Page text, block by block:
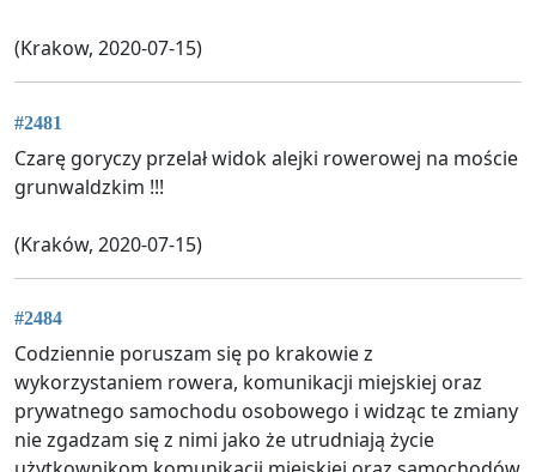
(Krakow, 2020-07-15)
#2481
Czarę goryczy przelał widok alejki rowerowej na moście
grunwaldzkim !!!
(Kraków, 2020-07-15)
#2484
Codziennie poruszam się po krakowie z
wykorzystaniem rowera, komunikacji miejskiej oraz
prywatnego samochodu osobowego i widząc te zmiany
nie zgadzam się z nimi jako że utrudniają życie